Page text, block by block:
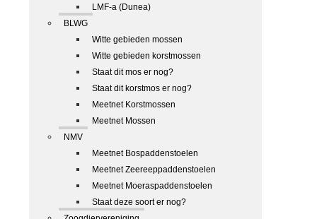
LMF-a (Dunea)
BLWG
Witte gebieden mossen
Witte gebieden korstmossen
Staat dit mos er nog?
Staat dit korstmos er nog?
Meetnet Korstmossen
Meetnet Mossen
NMV
Meetnet Bospaddenstoelen
Meetnet Zeereeppaddenstoelen
Meetnet Moeraspaddenstoelen
Staat deze soort er nog?